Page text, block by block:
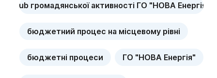
Hub громадянської активності ГО "НОВА Енергія"
бюджетний процес на місцевому рівні
бюджетні процеси ГО "НОВА Енергія"